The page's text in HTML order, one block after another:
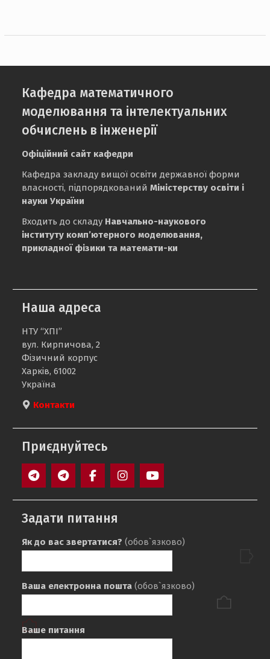
Кафедра математичного
моделювання та інтелектуальних
обчислень в інженерії
Офіційний сайт кафедри
Кафедра закладу вищої освіти державної форми
власності, підпорядкованийМіністерству освіти і
науки України
Входить до складу Навчально-наукового
інституту комп’ютерного моделювання,
прикладної фізики та математи-ки
Наша адреса
НТУ “ХПІ”
вул. Кирпичова, 2
Фізичний корпус
Харків, 61002
Україна
Контакти
Приєднуйтесь
Задати питання
Як до вас звертатися? (обов`язково)
Ваша електронна пошта (обов`язково)
Ваше питання